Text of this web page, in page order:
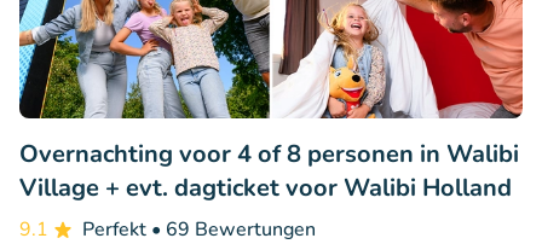
Overnachting voor 4 of 8 personen in Walibi
Village + evt. dagticket voor Walibi Holland
9.1 Perfekt • 69 Bewertungen